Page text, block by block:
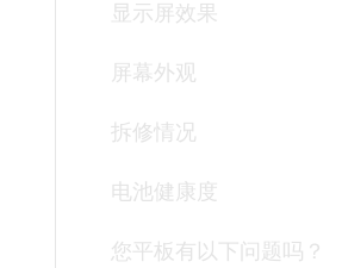
显示屏效果
屏幕外观
拆修情况
电池健康度
您平板有以下问题吗？